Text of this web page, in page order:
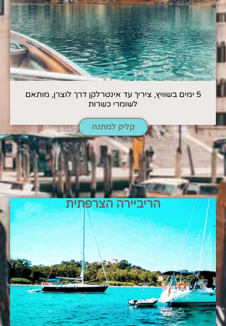
5 ימים בשוויץ, ציריך עד אינטרלקן דרך לוצרן, מותאם
לשומרי כשרות
קליק למתנה
הריביירה הצרפתית